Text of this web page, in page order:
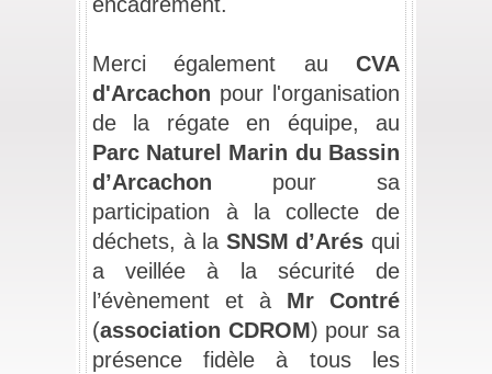
Merci également au CVA
d'Arcachon pour l'organisation
de la régate en équipe, au
Parc Naturel Marin du Bassin
d’Arcachon pour sa
participation à la collecte de
déchets, à la SNSM d’Arés qui
a veillée à la sécurité de
l’évènement et à Mr Contré
(association CDROM) pour sa
présence fidèle à tous les